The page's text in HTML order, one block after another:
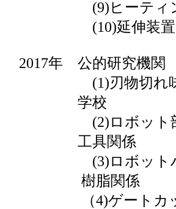
(9)ヒーティン
(10)延伸装置
2017年 公的研究機関
(1)刃物切れ味
学校
(2)ロボット
工具関係
(3)ロボットハ
樹脂関係
（4)ゲートカッ